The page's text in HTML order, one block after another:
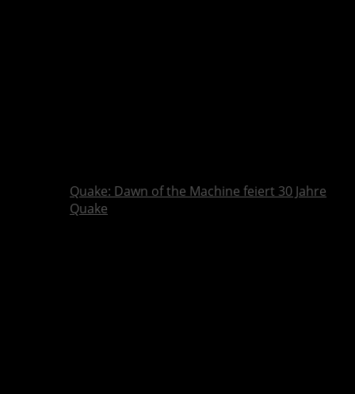
Quake: Dawn of the Machine feiert 30 Jahre
Quake